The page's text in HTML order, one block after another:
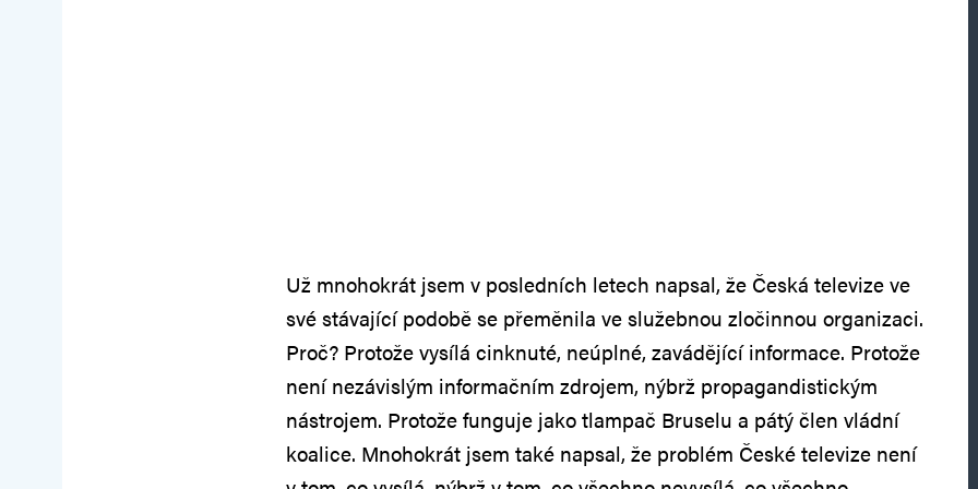
Už mnohokrát jsem v posledních letech napsal, že Česká televize ve
své stávající podobě se přeměnila ve služebnou zločinnou organizaci.
Proč? Protože vysílá cinknuté, neúplné, zavádějící informace. Protože
není nezávislým informačním zdrojem, nýbrž propagandistickým
nástrojem. Protože funguje jako tlampač Bruselu a pátý člen vládní
koalice. Mnohokrát jsem také napsal, že problém České televize není